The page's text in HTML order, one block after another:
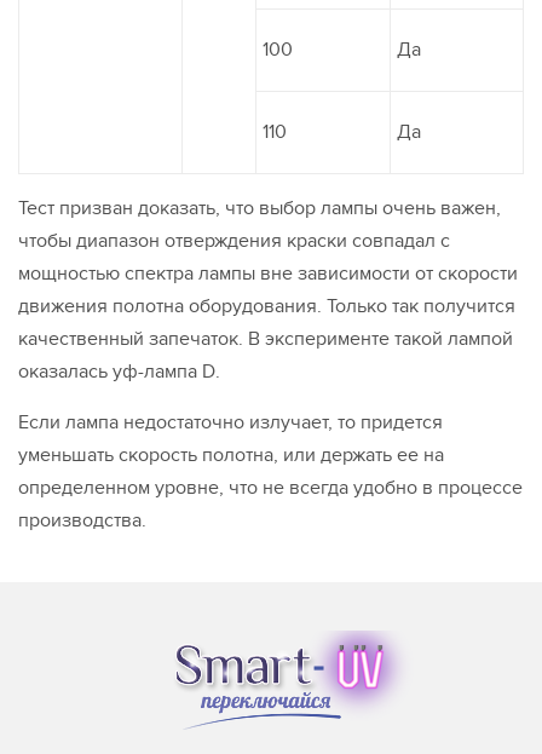
100 Да
110 Да
Тест призван доказать, что выбор лампы очень важен,
чтобы диапазон отверждения краски совпадал с
мощностью спектра лампы вне зависимости от скорости
движения полотна оборудования. Только так получится
качественный запечаток. В эксперименте такой лампой
оказалась уф-лампа D.
Если лампа недостаточно излучает, то придется
уменьшать скорость полотна, или держать ее на
определенном уровне, что не всегда удобно в процессе
производства.